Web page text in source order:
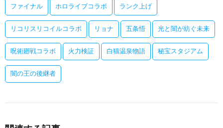
ファイナル ホロライブコラボ ランク上げ
リコリスリコイルコラボ リョナ 五条悟 光と闇が紡ぐ未来
呪術廻戦コラボ 火力検証 白猫温泉物語 秘宝スタジアム
闇の王の後継者